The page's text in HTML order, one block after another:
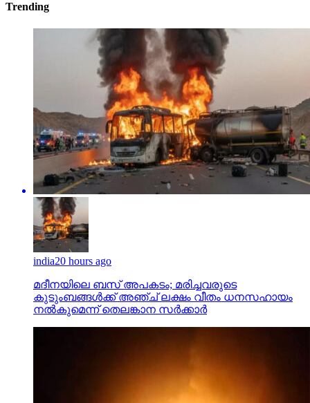
Trending
india20 hours ago
മദീനയിലെ ബസ് അപകടം; മരിച്ചവരുടെ
കുടുംബങ്ങള്‍ക്ക് അഞ്ച് ലക്ഷം വീതം ധനസഹായം
നല്‍കുമെന്ന് തെലങ്കാന സര്‍ക്കാര്‍